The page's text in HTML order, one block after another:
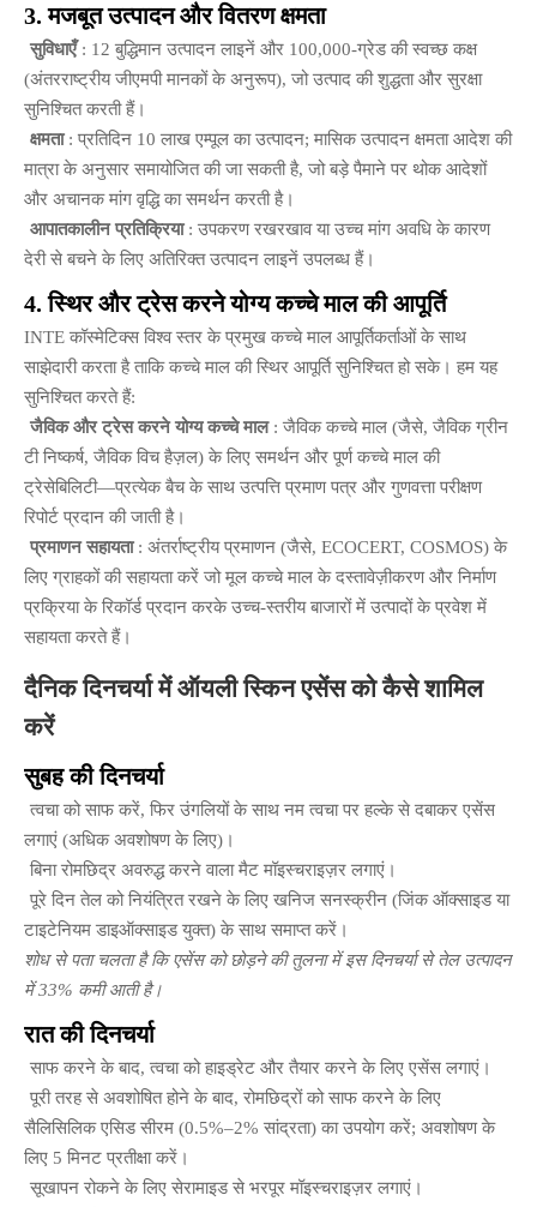
3. मजबूत उत्पादन और वितरण क्षमता
सुविधाएँ : 12 बुद्धिमान उत्पादन लाइनें और 100,000-ग्रेड की स्वच्छ कक्ष
(अंतरराष्ट्रीय जीएमपी मानकों के अनुरूप), जो उत्पाद की शुद्धता और सुरक्षा
सुनिश्चित करती हैं।
क्षमता : प्रतिदिन 10 लाख एम्पूल का उत्पादन; मासिक उत्पादन क्षमता आदेश की
मात्रा के अनुसार समायोजित की जा सकती है, जो बड़े पैमाने पर थोक आदेशों
और अचानक मांग वृद्धि का समर्थन करती है।
आपातकालीन प्रतिक्रिया : उपकरण रखरखाव या उच्च मांग अवधि के कारण
देरी से बचने के लिए अतिरिक्त उत्पादन लाइनें उपलब्ध हैं।
4. स्थिर और ट्रेस करने योग्य कच्चे माल की आपूर्ति
INTE कॉस्मेटिक्स विश्व स्तर के प्रमुख कच्चे माल आपूर्तिकर्ताओं के साथ
साझेदारी करता है ताकि कच्चे माल की स्थिर आपूर्ति सुनिश्चित हो सके। हम यह
सुनिश्चित करते हैं:
जैविक और ट्रेस करने योग्य कच्चे माल : जैविक कच्चे माल (जैसे, जैविक ग्रीन
टी निष्कर्ष, जैविक विच हैज़ल) के लिए समर्थन और पूर्ण कच्चे माल की
ट्रेसेबिलिटी—प्रत्येक बैच के साथ उत्पत्ति प्रमाण पत्र और गुणवत्ता परीक्षण
रिपोर्ट प्रदान की जाती है।
प्रमाणन सहायता : अंतर्राष्ट्रीय प्रमाणन (जैसे, ECOCERT, COSMOS) के
लिए ग्राहकों की सहायता करें जो मूल कच्चे माल के दस्तावेज़ीकरण और निर्माण
प्रक्रिया के रिकॉर्ड प्रदान करके उच्च-स्तरीय बाजारों में उत्पादों के प्रवेश में
सहायता करते हैं।
दैनिक दिनचर्या में ऑयली स्किन एसेंस को कैसे शामिल
करें
सुबह की दिनचर्या
त्वचा को साफ करें, फिर उंगलियों के साथ नम त्वचा पर हल्के से दबाकर एसेंस
लगाएं (अधिक अवशोषण के लिए)।
बिना रोमछिद्र अवरुद्ध करने वाला मैट मॉइस्चराइज़र लगाएं।
पूरे दिन तेल को नियंत्रित रखने के लिए खनिज सनस्क्रीन (जिंक ऑक्साइड या
टाइटेनियम डाइऑक्साइड युक्त) के साथ समाप्त करें।
शोध से पता चलता है कि एसेंस को छोड़ने की तुलना में इस दिनचर्या से तेल उत्पादन
में 33% कमी आती है।
रात की दिनचर्या
साफ करने के बाद, त्वचा को हाइड्रेट और तैयार करने के लिए एसेंस लगाएं।
पूरी तरह से अवशोषित होने के बाद, रोमछिद्रों को साफ करने के लिए
सैलिसिलिक एसिड सीरम (0.5%–2% सांद्रता) का उपयोग करें; अवशोषण के
लिए 5 मिनट प्रतीक्षा करें।
सूखापन रोकने के लिए सेरामाइड से भरपूर मॉइस्चराइज़र लगाएं।